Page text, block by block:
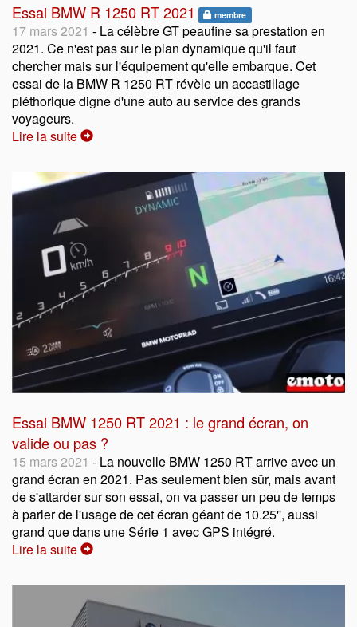
Essai BMW R 1250 RT 2021 membre
17 mars 2021 - La célèbre GT peaufine sa prestation en
2021. Ce n'est pas sur le plan dynamique qu'il faut
chercher mais sur l'équipement qu'elle embarque. Cet
essai de la BMW R 1250 RT révèle un accastillage
pléthorique digne d'une auto au service des grands
voyageurs.
Lire la suite
Essai BMW 1250 RT 2021 : le grand écran, on
valide ou pas ?
15 mars 2021 - La nouvelle BMW 1250 RT arrive avec un
grand écran en 2021. Pas seulement bien sûr, mais avant
de s'attarder sur son essai, on va passer un peu de temps
à parler de l'usage de cet écran géant de 10.25'', aussi
grand que dans une Série 1 avec GPS intégré.
Lire la suite